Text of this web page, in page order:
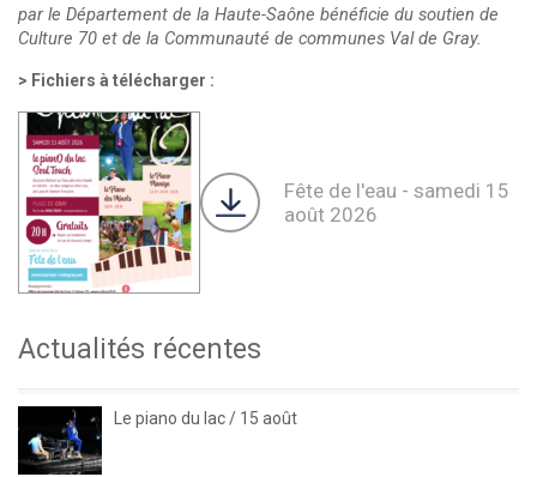
par le Département de la Haute-Saône bénéficie du soutien de
Culture 70 et de la Communauté de communes Val de Gray.
Fichiers à télécharger :
Fête de l'eau - samedi 15
août 2026
Actualités récentes
Le piano du lac / 15 août